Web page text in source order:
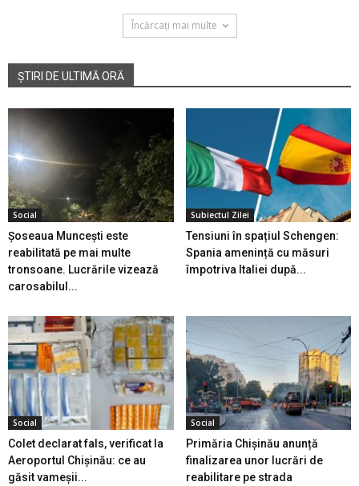
Încărcați mai multe
ȘTIRI DE ULTIMĂ ORĂ
Social
Șoseaua Muncești este
reabilitată pe mai multe
tronsoane. Lucrările vizează
carosabilul...
Subiectul Zilei
Tensiuni în spațiul Schengen:
Spania amenință cu măsuri
împotriva Italiei după...
Social
Colet declarat fals, verificat la
Aeroportul Chișinău: ce au
găsit vameșii...
Social
Primăria Chișinău anunță
finalizarea unor lucrări de
reabilitare pe strada